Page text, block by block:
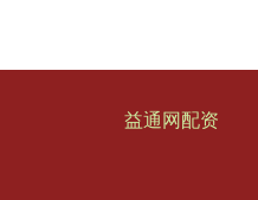
益通网配资